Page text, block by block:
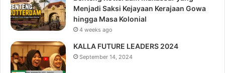
Menjadi Saksi Kejayaan Kerajaan Gowa
hingga Masa Kolonial
4 weeks ago
KALLA FUTURE LEADERS 2024
September 14, 2024